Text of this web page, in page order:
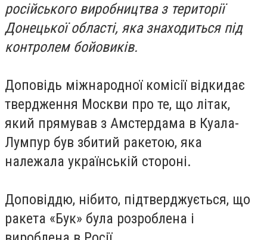
російського виробництва з території
Донецької області, яка знаходиться під
контролем бойовиків.
Доповідь міжнародної комісії відкидає
твердження Москви про те, що літак,
який прямував з Амстердама в Куала-
Лумпур був збитий ракетою, яка
належала українській стороні.
Доповіддю, нібито, підтверджується, що
ракета «Бук» була розроблена і